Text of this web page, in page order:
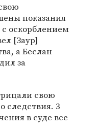
показания
оскорблением
[Заур]
а Беслан
за
свою
следствия. 3
в суде все